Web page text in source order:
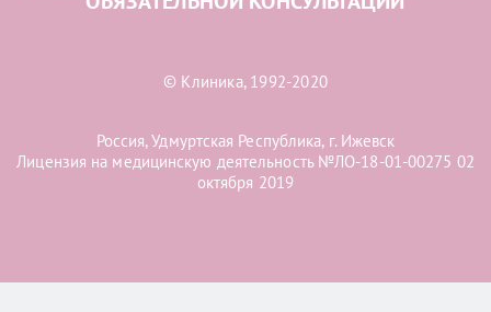
© Клиника, 1992-2020
Россия, Удмуртская Республика, г. Ижевск
Лицензия на медицинскую деятельность №ЛО-18-01-00275 02
октября 2019